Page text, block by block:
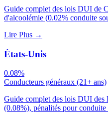
Guide complet des lois DUI de
d'alcoolémie (0.02% conduite
Lire Plus →
États-Unis
0.08%
Conducteurs généraux (21+ ans)
Guide complet des lois DUI
(0.08%), pénalités pour conduite